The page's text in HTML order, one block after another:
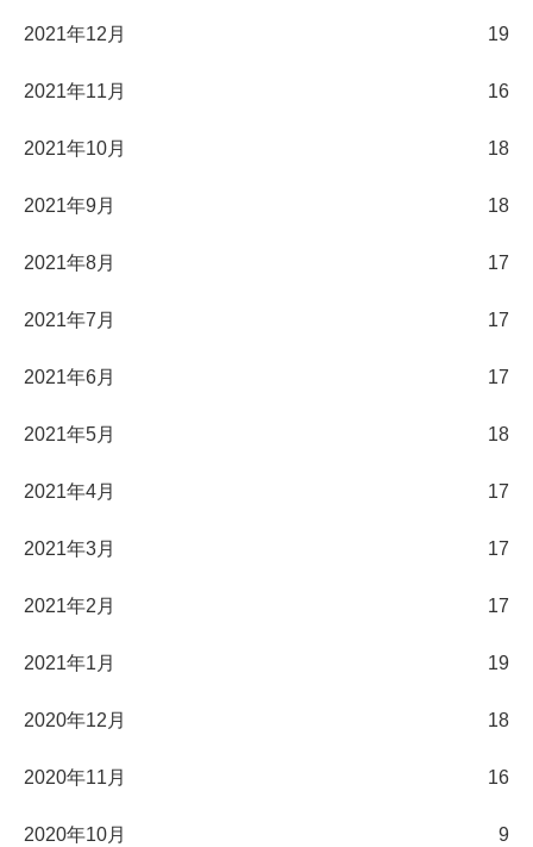
2021年12月 19
2021年11月 16
2021年10月 18
2021年9月 18
2021年8月 17
2021年7月 17
2021年6月 17
2021年5月 18
2021年4月 17
2021年3月 17
2021年2月 17
2021年1月 19
2020年12月 18
2020年11月 16
2020年10月 9